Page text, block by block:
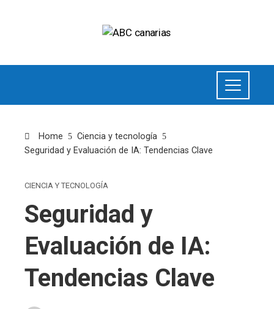
Home
Ciencia y tecnología
Seguridad y Evaluación de IA: Tendencias Clave
CIENCIA Y TECNOLOGÍA
Seguridad y
Evaluación de IA:
Tendencias Clave